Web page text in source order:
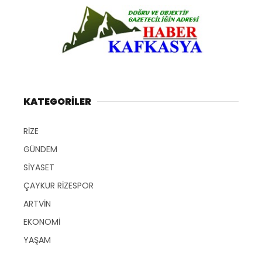
KATEGORİLER
RİZE
GÜNDEM
SİYASET
ÇAYKUR RİZESPOR
ARTVİN
EKONOMİ
YAŞAM